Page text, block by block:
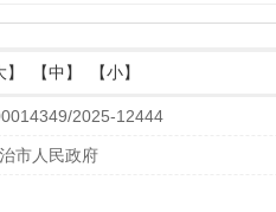
】 【中】 【小】
2025-12444
市人民政府